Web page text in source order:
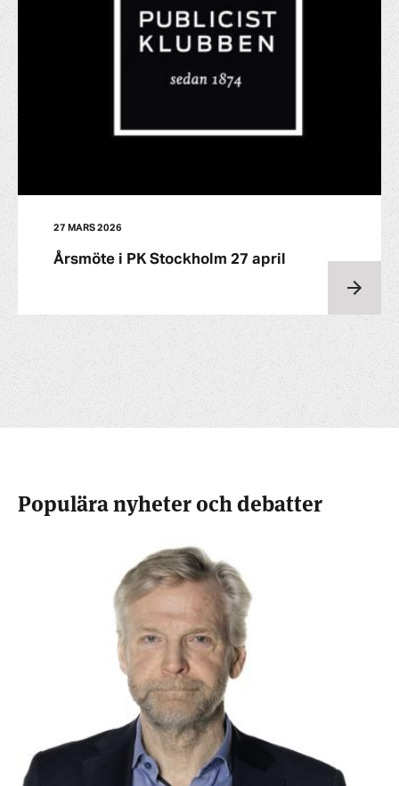
27 MARS 2026
Årsmöte i PK Stockholm 27 april
Populära nyheter och debatter